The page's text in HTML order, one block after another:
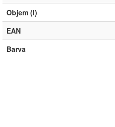
Objem (l)
EAN
Barva